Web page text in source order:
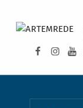
Facebook